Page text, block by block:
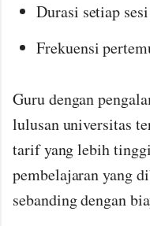
Durasi setiap
Frekuensi
Guru dengan
lulusan universitas
tarif yang lebih
pembelajaran yang
sebanding dengan